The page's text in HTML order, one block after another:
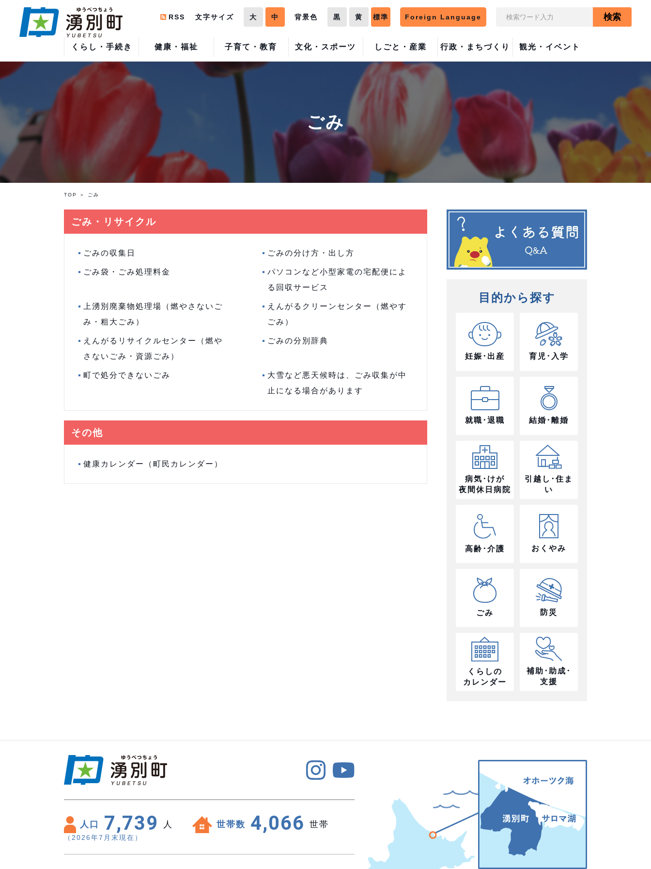
くらし・手続き 健康・福祉 子育て・教育 文化・スポーツ しごと・産業 行政・まちづくり 観光・イベント
RSS 文字サイズ 大 中 背景色 黒 黄 標準 Foreign Language 検索
ごみ
TOP ごみ
ごみ・リサイクル
ごみの収集日 ごみの分け方・出し方
ごみ袋・ごみ処理料金
パソコンなど小型家電の宅配便によ
る回収サービス
上湧別廃棄物処理場（燃やさないご
み・粗大ごみ）
えんがるクリーンセンター（燃やす
ごみ）
えんがるリサイクルセンター（燃や
さないごみ・資源ごみ）
ごみの分別辞典
町で処分できないごみ
大雪など悪天候時は、ごみ収集が中
止になる場合があります
その他
健康カレンダー（町民カレンダー）
目的から探す
妊娠･出産 育児･入学
就職･退職 結婚･離婚
病気･けが
夜間休日病院
引越し･住ま
い
高齢･介護 おくやみ
ごみ 防災
くらしの
カレンダー
補助･助成･
支援
人口 7,739 人 世帯数 4,066 世帯
（2026年7月末現在）